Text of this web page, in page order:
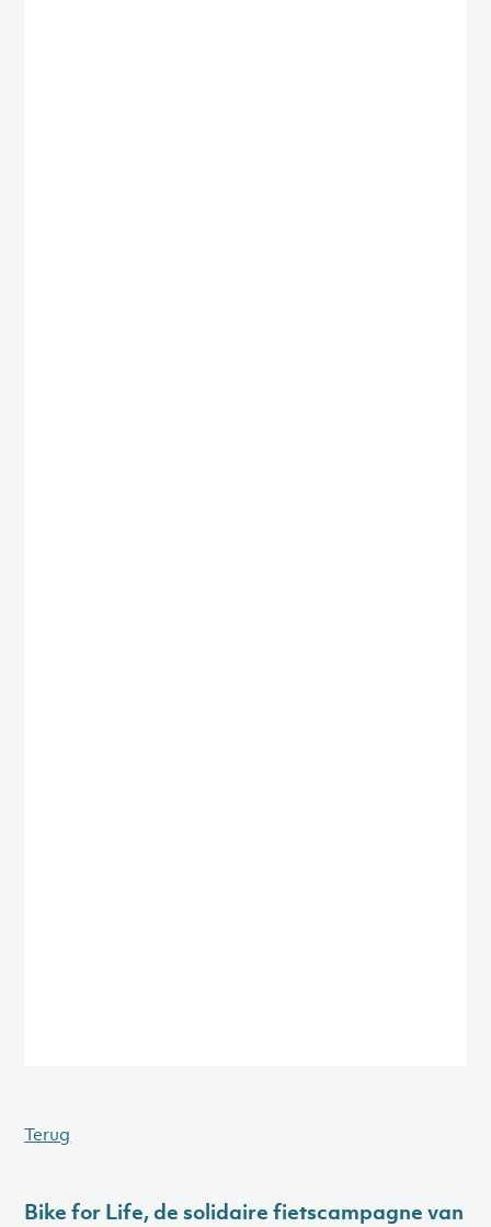
Terug
Bike for Life, de solidaire fietscampagne van